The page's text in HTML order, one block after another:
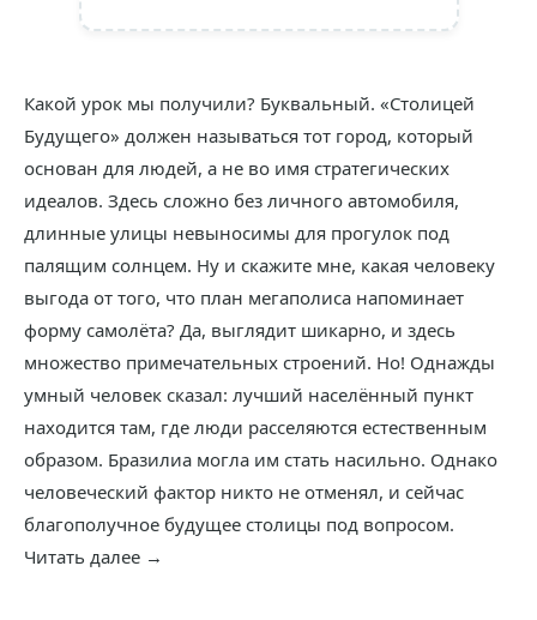
Какой урок мы получили? Буквальный. «Столицей
Будущего» должен называться тот город, который
основан для людей, а не во имя стратегических
идеалов. Здесь сложно без личного автомобиля,
длинные улицы невыносимы для прогулок под
палящим солнцем. Ну и скажите мне, какая человеку
выгода от того, что план мегаполиса напоминает
форму самолёта? Да, выглядит шикарно, и здесь
множество примечательных строений. Но! Однажды
умный человек сказал: лучший населённый пункт
находится там, где люди расселяются естественным
образом. Бразилиа могла им стать насильно. Однако
человеческий фактор никто не отменял, и сейчас
благополучное будущее столицы под вопросом.
Читать далее →